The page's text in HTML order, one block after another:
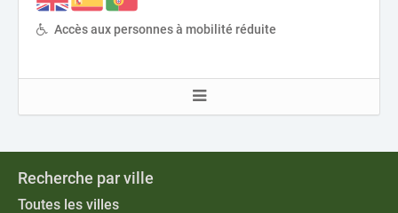
Accès aux personnes à mobilité réduite
Recherche par ville
Toutes les villes